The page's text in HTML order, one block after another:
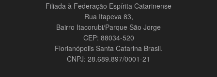
Filiada à Federação Espírita Catarinense
Rua Itapeva 83,
Bairro Itacorubi/Parque São Jorge
CEP: 88034-520
Florianópolis Santa Catarina Brasil.
CNPJ: 28.689.897/0001-21